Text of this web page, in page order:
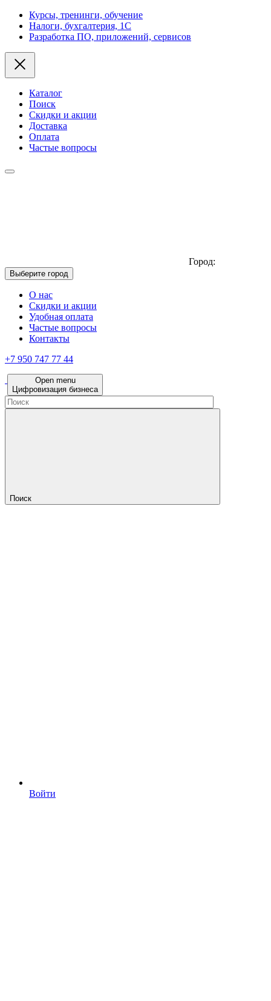
Курсы, тренинги, обучение
Налоги, бухгалтерия, 1С
Разработка ПО, приложений, сервисов
Каталог
Поиск
Скидки и акции
Доставка
Оплата
Частые вопросы
Город:
Выберите город
О нас
Скидки и акции
Удобная оплата
Частые вопросы
Контакты
+7 950 747 77 44
Open menu
Цифровизация бизнеса
Поиск
Войти